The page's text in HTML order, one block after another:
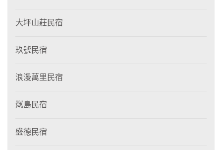
大坪山莊民宿
玖號民宿
浪漫萬里民宿
粼島民宿
盛德民宿